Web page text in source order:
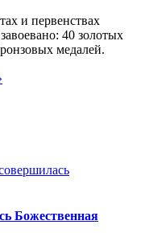
и первенствах
40 золотых
медалей.
Божественная